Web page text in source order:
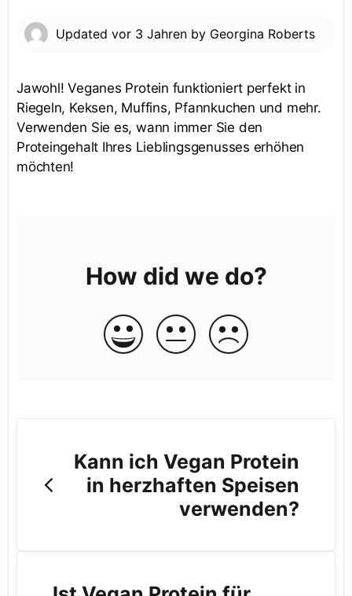
Updated vor 3 Jahren by Georgina Roberts
Jawohl! Veganes Protein funktioniert perfekt in
Riegeln, Keksen, Muffins, Pfannkuchen und mehr.
Verwenden Sie es, wann immer Sie den
Proteingehalt Ihres Lieblingsgenusses erhöhen
möchten!
How did we do?
Kann ich Vegan Protein
in herzhaften Speisen
verwenden?